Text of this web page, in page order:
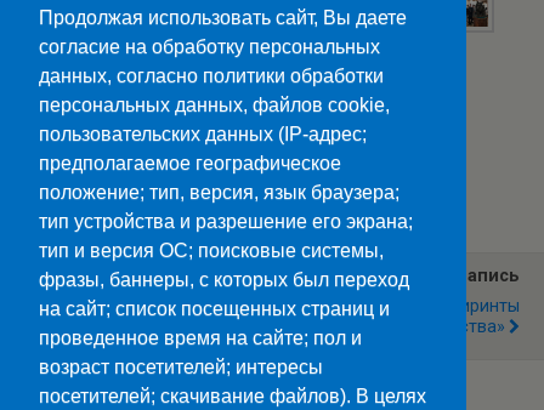
Категории:Новости
Предыдущая Запись
Личные Финансы
Следующая Запись
Квест «Лабиринты
Мастерства»
Продолжая использовать сайт, Вы даете
согласие на обработку персональных
данных, согласно политики обработки
персональных данных, файлов cookie,
пользовательских данных (IP-адрес;
предполагаемое географическое
положение; тип, версия, язык браузера;
тип устройства и разрешение его экрана;
тип и версия ОС; поисковые системы,
фразы, баннеры, с которых был переход
на сайт; список посещенных страниц и
проведенное время на сайте; пол и
возраст посетителей; интересы
посетителей; скачивание файлов). В целях